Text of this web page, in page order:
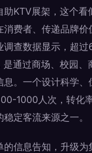
助KTV展架，这个看
消费者、传递品牌
调查数据显示，超
通过商场、校园、
。一个设计科学、
1000人次，转化
定客流来源之一。
的信息告知，升级